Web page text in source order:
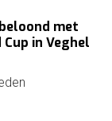
met
in Veghel